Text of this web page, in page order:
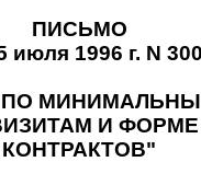
ПИСЬМО
июля 1996 г. N
И
КОНТРАКТОВ"